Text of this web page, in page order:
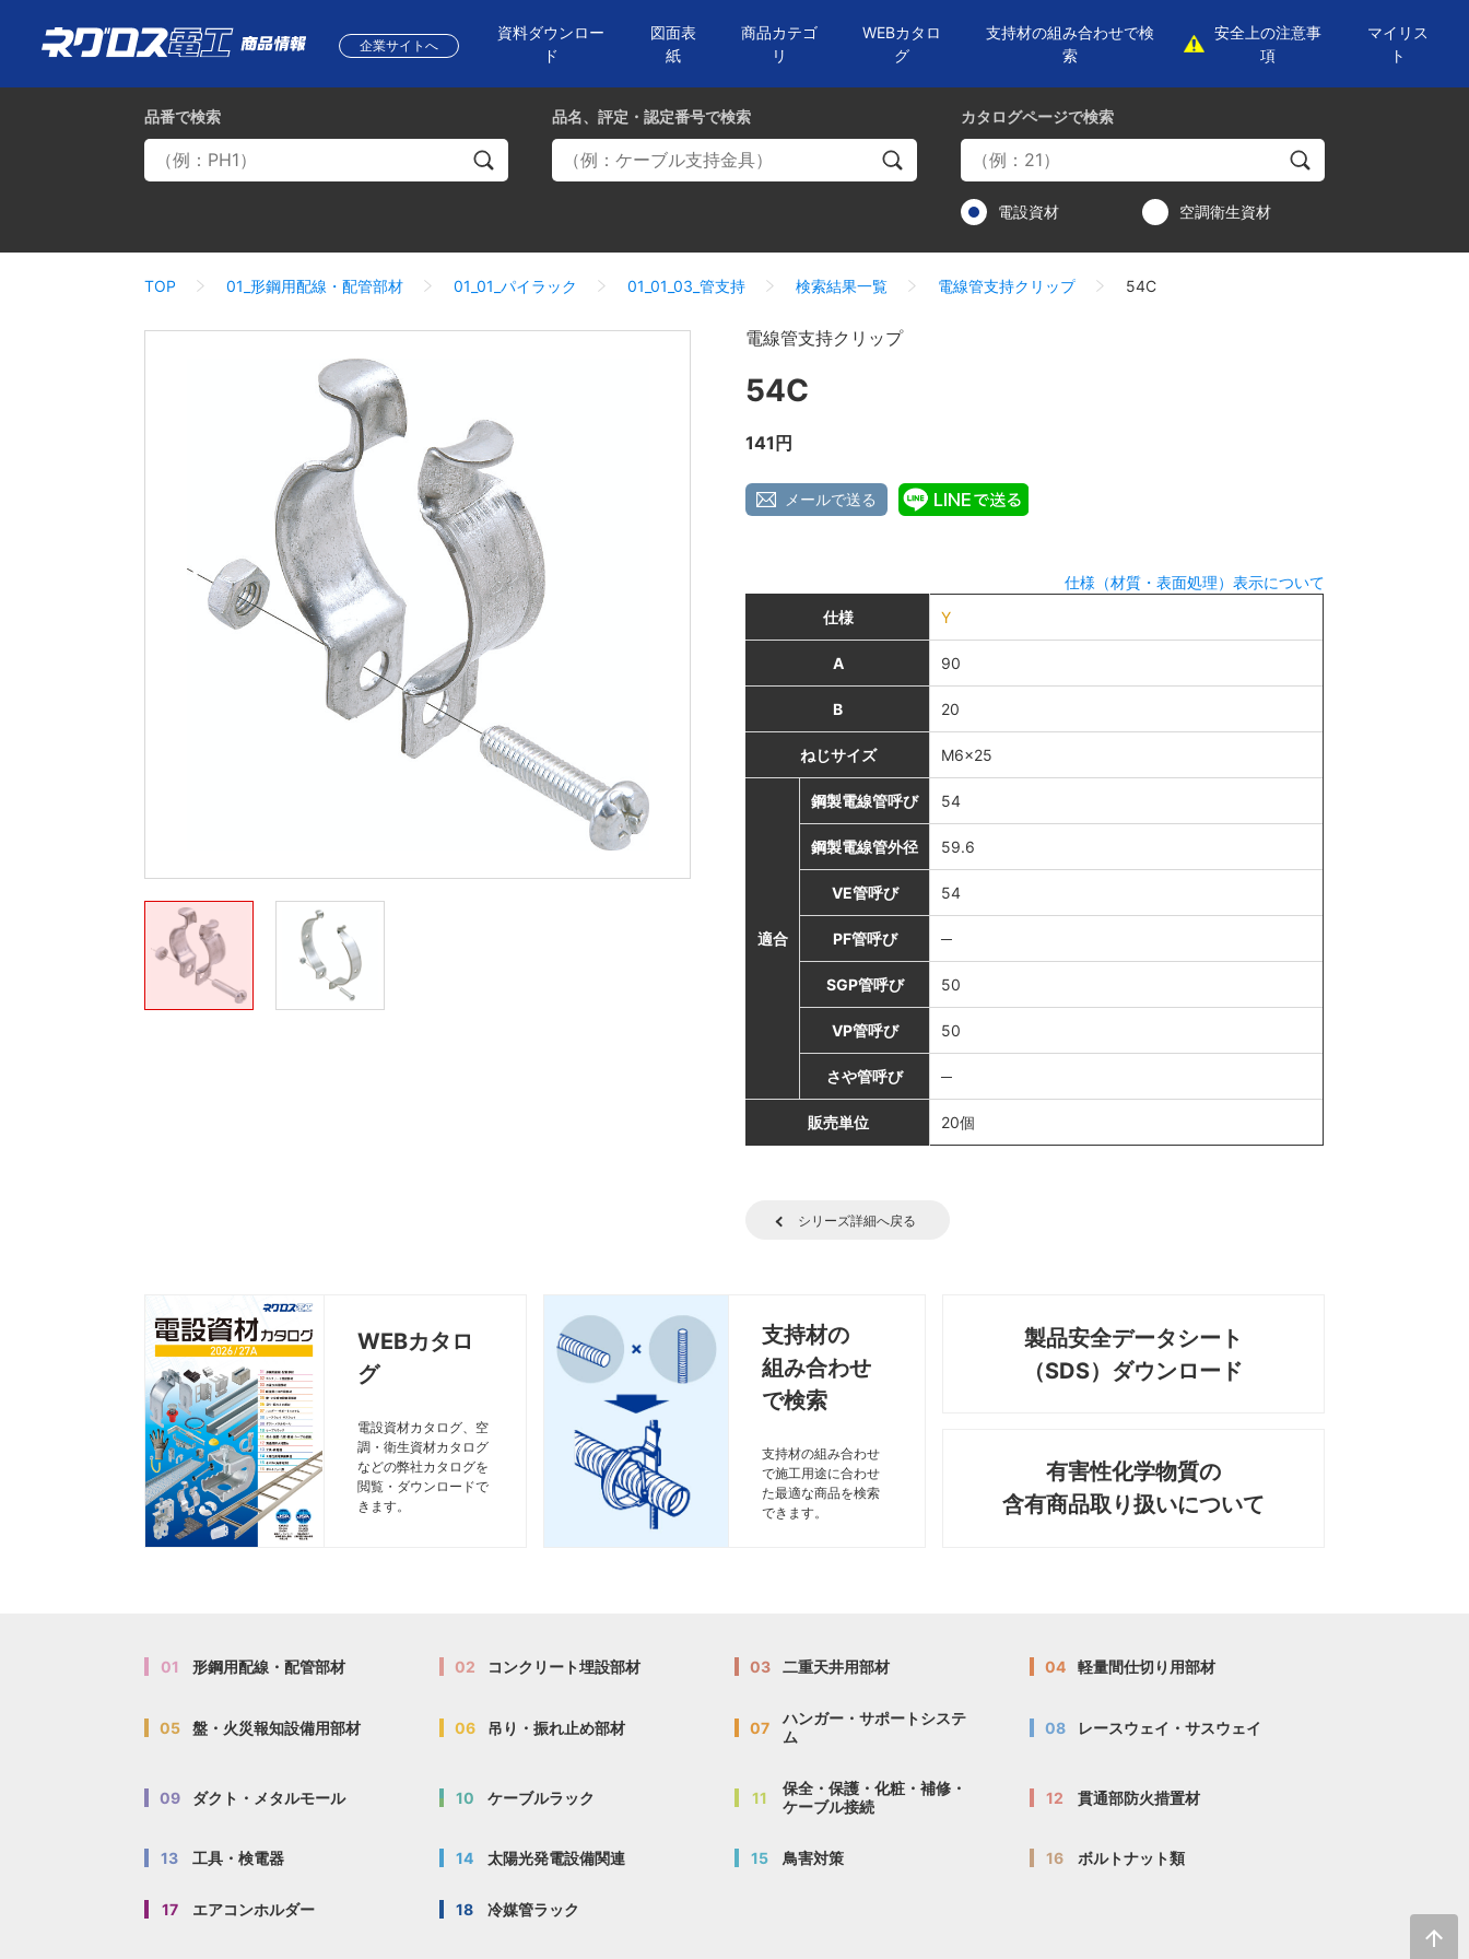
企業サイトへ
資料ダウンロー
ド
図面表
紙
商品カテゴ
リ
WEBカタロ
グ
支持材の組み合わせで検
索
安全上の注意事
項
マイリス
ト
品番で検索 カタログページで検索
電設資材 空調衛生資材
品名、評定・認定番号で検索
TOP 01_形鋼用配線・配管部材 01_01_パイラック 01_01_03_管支持 検索結果一覧 電線管支持クリップ 54C
電線管支持クリップ
54C
141円
メールで送る
仕様（材質・表面処理）表示について
仕様
Y
A 90
B 20
ねじサイズ M6×25
適合
鋼製電線管呼び 54
鋼製電線管外径 59.6
VE管呼び 54
PF管呼び ─
SGP管呼び 50
VP管呼び 50
さや管呼び ─
販売単位 20個
シリーズ詳細へ戻る
WEBカタロ
グ
電設資材カタログ、空
調・衛生資材カタログ
などの弊社カタログを
閲覧・ダウンロードで
きます。
支持材の
組み合わせ
で検索
支持材の組み合わせ
で施工用途に合わせ
た最適な商品を検索
できます。
製品安全データシート
（SDS）ダウンロード
有害性化学物質の
含有商品取り扱いについて
01 形鋼用配線・配管部材 02 コンクリート埋設部材 03 二重天井用部材 04 軽量間仕切り用部材
05 盤・火災報知設備用部材 06 吊り・振れ止め部材 07
ハンガー・サポートシステ
ム
08 レースウェイ・サスウェイ
09 ダクト・メタルモール 10 ケーブルラック 11
保全・保護・化粧・補修・
ケーブル接続
12 貫通部防火措置材
13 工具・検電器 14 太陽光発電設備関連 15 鳥害対策 16 ボルトナット類
17 エアコンホルダー 18 冷媒管ラック